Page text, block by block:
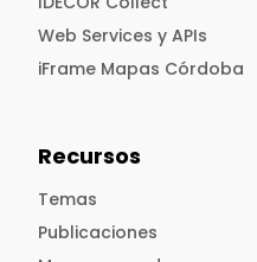
Web Services y APIs
iFrame Mapas Córdoba
Recursos
Temas
Publicaciones